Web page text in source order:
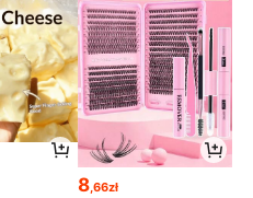
8,66zł